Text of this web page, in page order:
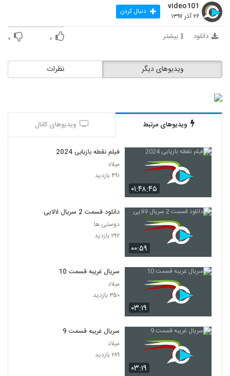
video101
۲۶ آذر ۱۳۹۷ دنبال کردن
دانلود بیشتر ۰ ۰
نظرات ویدیوهای دیگر
ویدیوهای مرتبط ویدیوهای کانال
۰۱:۴۸:۴۵
فیلم نقطه بازیابی 2024
میلاد
۴۹۱ بازدید
۰۰:۵۹
دانلود قسمت 2 سریال لالایی
دوستی ها
۲۹۲ بازدید
۰۳:۱۹
سریال غریبه قسمت 10
میلاد
۳۵۰ بازدید
۰۳:۱۹
سریال غریبه قسمت 9
میلاد
۲۸۹ بازدید